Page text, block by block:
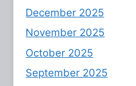
December 2025
November 2025
October 2025
September 2025